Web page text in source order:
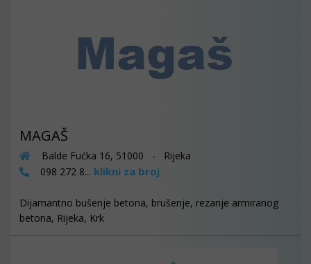
MAGAŠ
Balde Fućka 16, 51000 - Rijeka
098 272 8... klikni za broj
Dijamantno bušenje betona, brušenje, rezanje armiranog
betona, Rijeka, Krk